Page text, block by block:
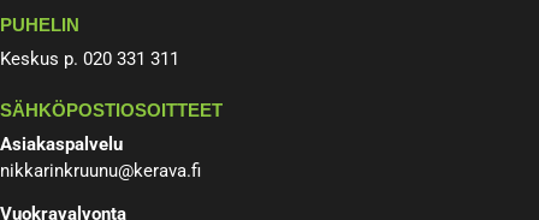
PUHELIN
Keskus p. 020 331 311
SÄHKÖPOSTIOSOITTEET
Asiakaspalvelu
nikkarinkruunu@kerava.fi
Vuokravalvonta